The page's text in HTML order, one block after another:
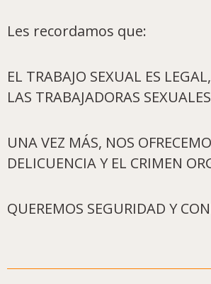
Les recordamos que:
EL TRABAJO SEXUAL ES
LAS TRABAJADORAS
UNA VEZ MÁS, NOS
DELICUENCIA Y EL CRIMEN
QUEREMOS SEGURIDAD Y